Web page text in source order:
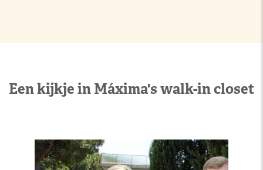
Een kijkje in Máxima's walk-in closet